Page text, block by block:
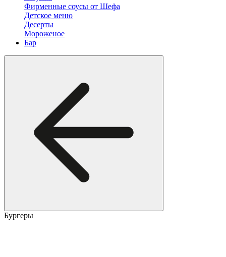
Фирменные соусы от Шефа
Детское меню
Десерты
Мороженое
Бар
Бургеры